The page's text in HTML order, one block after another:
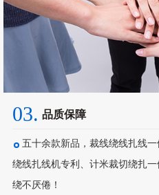
03. 品质保障
五十余款新品，裁线绕线扎线
绕线扎线机专利、计米裁切绕扎
绕不厌倦！